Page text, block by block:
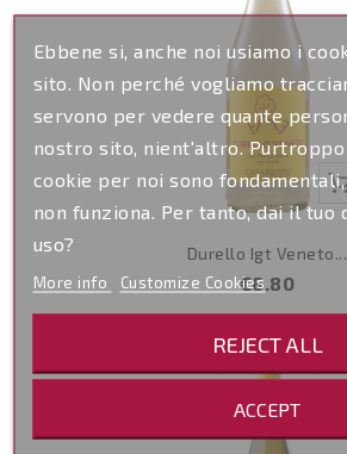
Durello Igt Veneto...
Price
€6.80
Ebbene si, anche noi usiamo i
sito. Non perché vogliamo
servono per vedere quante
nostro sito, nient'altro. Purtroppo
cookie per noi sono
non funziona. Per tanto, dai il tuo
uso?
More info Customize Cookies
REJECT ALL
ACCEPT